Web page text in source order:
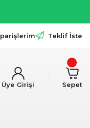
Teklif İste
Üye Girişi Sepet